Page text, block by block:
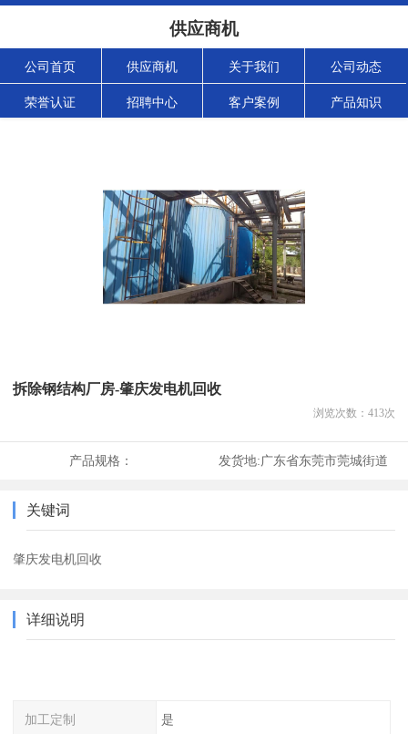
供应商机
公司首页 供应商机 关于我们 公司动态
荣誉认证 招聘中心 客户案例 产品知识
拆除钢结构厂房-肇庆发电机回收
浏览次数： 413次
产品规格： 发货地:广东省东莞市莞城街道
关键词
肇庆发电机回收
详细说明
加工定制 是